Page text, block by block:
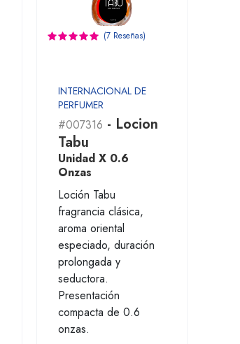
(7 Reseñas)
INTERNACIONAL DE
PERFUMER
#007316 - Locion
Tabu
Unidad X 0.6
Onzas
Loción Tabu
fragrancia clásica,
aroma oriental
especiado, duración
prolongada y
seductora.
Presentación
compacta de 0.6
onzas.